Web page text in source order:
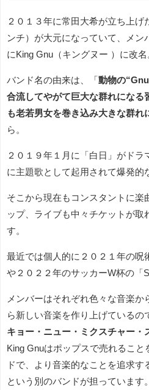
２０１３年に常田大希が立ち上げ
ンチ）が大元になっていて、メン
にKing Gnu（キングヌー ）に改名
バンド名の由来は、「 動物の
合流してやがて巨大な群れになる
も老若男女を巻き込み大きな群れ
ら。
２０１９年１月に「白日」がドラ
に主題歌として起用されて爆発的
そこから現在もコンスタントに楽
ップ、ライブも中々チケットが取
す。
最近では個人的に２０２１年の呪
や２０２２年のサッカーW杯の「
メンバーはそれぞれ色々な音楽
ら新しい音楽を作り上げているの
キョー・ニュー・ミクスチャー・
King Gnuはポップスで売れるこ
ドで、より音楽的なことを追求す
という別のバンドが担っています